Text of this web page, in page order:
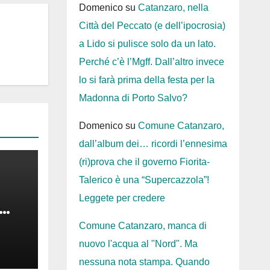
Domenicosu Catanzaro, nella
Città del Peccato (e dell’ipocrosia)
a Lido si pulisce solo da un lato.
Perché c’è l’Mgff. Dall’altro invece
lo si farà prima della festa per la
Madonna di Porto Salvo?
Domenicosu Comune Catanzaro,
dall’album dei… ricordi l’ennesima
(ri)prova che il governo Fiorita-
Talerico è una “Supercazzola”!
Leggete per credere
Comune Catanzaro, manca di
nuovo l'acqua al "Nord". Ma
nessuna nota stampa. Quando